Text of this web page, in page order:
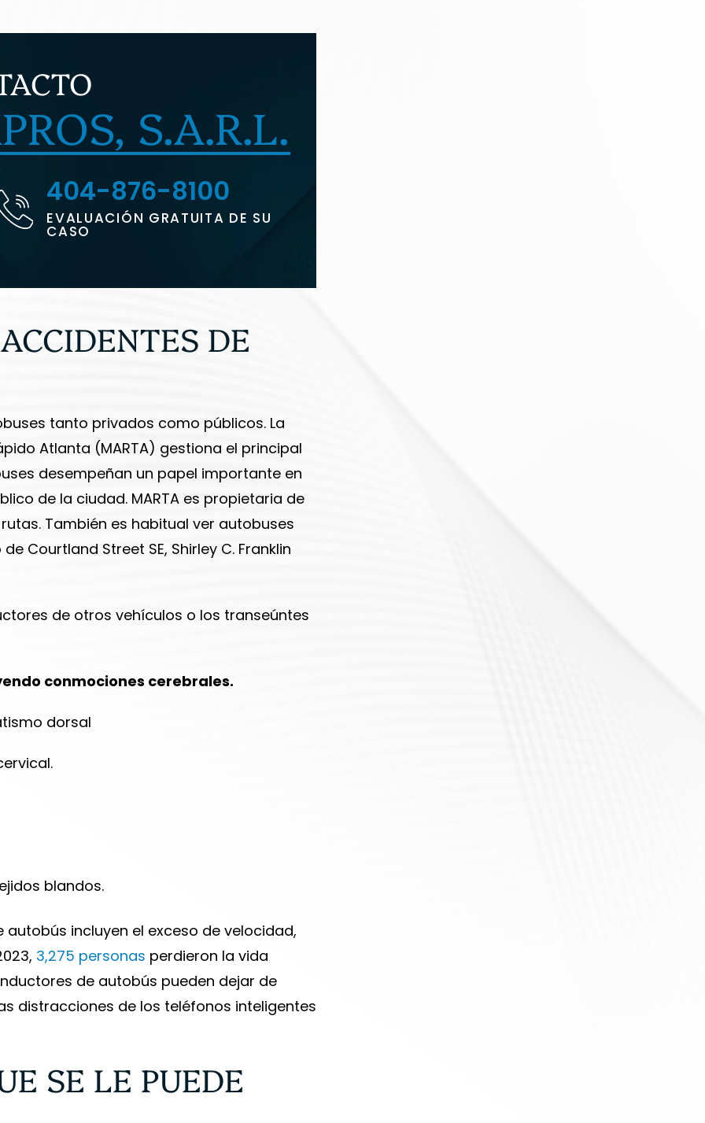
S.A.R.L.
404-876-8100
EVALUACIÓN GRATUITA DE SU
CASO
DE
tanto privados como públicos. La
Atlanta (MARTA) gestiona el principal
desempeñan un papel importante en
de la ciudad. MARTA es propietaria de
También es habitual ver autobuses
Courtland Street SE, Shirley C. Franklin
de otros vehículos o los transeúntes
conmociones cerebrales.
dorsal
blandos.
incluyen el exceso de velocidad,
3,275 personas perdieron la vida
de autobús pueden dejar de
distracciones de los teléfonos inteligentes
SE LE PUEDE